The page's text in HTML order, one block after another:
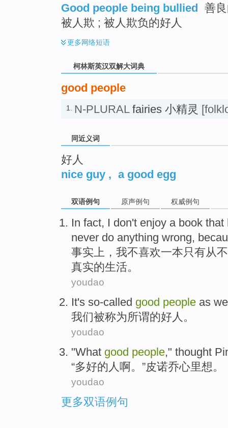
Good people being bullied 善
被人欺 ; 被人欺负的好人
更多网络短语
柯林斯英汉双解大词典
good people
1. N-PLURALfairies 小精灵
同近义词
好人
nice guy , a good egg
双语例句 原声例句 权威例句
In fact, I don't enjoy a book
never do anything wrong,
事实上，我不喜欢一本只有从
真实的生活。
youdao
It's so-called good people as we
我们被称为所谓的好人 。
youdao
"What good people," thought
“多好的 人 啊。”皮诺乔心里想。
youdao
更多双语例句